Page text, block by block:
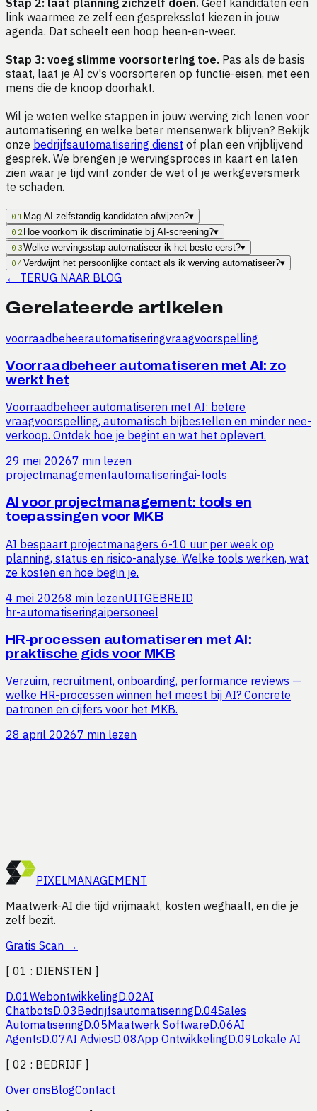
Stap 2: laat planning zichzelf doen. Geef kandidaten een
link waarmee ze zelf een gespreksslot kiezen in jouw
agenda. Dat scheelt een hoop heen-en-weer.
Stap 3: voeg slimme voorsortering toe. Pas als de basis
staat, laat je AI cv's voorsorteren op functie-eisen, met een
mens die de knoop doorhakt.
Wil je weten welke stappen in jouw werving zich lenen voor
automatisering en welke beter mensenwerk blijven? Bekijk
onze bedrijfsautomatisering dienst of plan een vrijblijvend
gesprek. We brengen je wervingsproces in kaart en laten
zien waar je tijd wint zonder de wet of je werkgeversmerk
te schaden.
01 Mag AI zelfstandig kandidaten afwijzen?▾
02 Hoe voorkom ik discriminatie bij AI-screening?▾
03Welke wervingsstap automatiseer ik het beste eerst?▾
04Verdwijnt het persoonlijke contact als ik werving automatiseer?▾
← TERUG NAAR BLOG
Gerelateerde artikelen
voorraadbeheerautomatiseringvraagvoorspelling
Voorraadbeheer automatiseren met AI: zo
werkt het
Voorraadbeheer automatiseren met AI: betere
vraagvoorspelling, automatisch bijbestellen en minder nee-
verkoop. Ontdek hoe je begint en wat het oplevert.
29 mei 20267 min lezen
projectmanagementautomatiseringai-tools
AI voor projectmanagement: tools en
toepassingen voor MKB
AI bespaart projectmanagers 6-10 uur per week op
planning, status en risico-analyse. Welke tools werken, wat
ze kosten en hoe begin je.
4 mei 20268 min lezenUITGEBREID
hr-automatiseringaipersoneel
HR-processen automatiseren met AI:
praktische gids voor MKB
Verzuim, recruitment, onboarding, performance reviews —
welke HR-processen winnen het meest bij AI? Concrete
patronen en cijfers voor het MKB.
28 april 20267 min lezen
Start Gratis Scan
PIXELMANAGEMENT
Maatwerk-AI die tijd vrijmaakt, kosten weghaalt, en die je
zelf bezit.
Gratis Scan →
[ 01 : DIENSTEN ]
D.01WebontwikkelingD.02AI
ChatbotsD.03BedrijfsautomatiseringD.04Sales
AutomatiseringD.05Maatwerk SoftwareD.06AI
AgentsD.07AI AdviesD.08App OntwikkelingD.09Lokale AI
[ 02 : BEDRIJF ]
Over onsBlogContact